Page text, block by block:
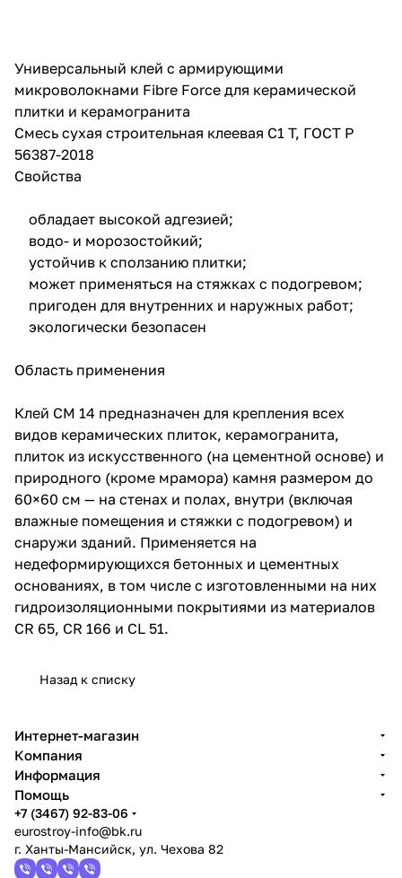
Универсальный клей с армирующими
микроволокнами Fibre Force для керамической
плитки и керамогранита
Смесь сухая строительная клеевая C1 T, ГОСТ Р
56387-2018
Свойства
обладает высокой адгезией;
водо- и морозостойкий;
устойчив к сползанию плитки;
может применяться на стяжках с подогревом;
пригоден для внутренних и наружных работ;
экологически безопасен
Область применения
Клей CM 14 предназначен для крепления всех
видов керамических плиток, керамогранита,
плиток из искусственного (на цементной основе) и
природного (кроме мрамора) камня размером до
60×60 см — на стенах и полах, внутри (включая
влажные помещения и стяжки с подогревом) и
снаружи зданий. Применяется на
недеформирующихся бетонных и цементных
основаниях, в том числе с изготовленными на них
гидроизоляционными покрытиями из материалов
CR 65, CR 166 и CL 51.
Назад к списку
Интернет-магазин
Компания
Информация
Помощь
+7 (3467) 92-83-06
eurostroy-info@bk.ru
г. Ханты-Мансийск, ул. Чехова 82